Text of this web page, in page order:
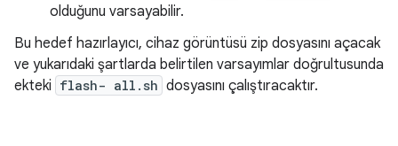
olduğunu varsayabilir.
Bu hedef hazırlayıcı, cihaz görüntüsü zip dosyasını açacak
ve yukarıdaki şartlarda belirtilen varsayımlar doğrultusunda
ekteki flash- all.sh dosyasını çalıştıracaktır.